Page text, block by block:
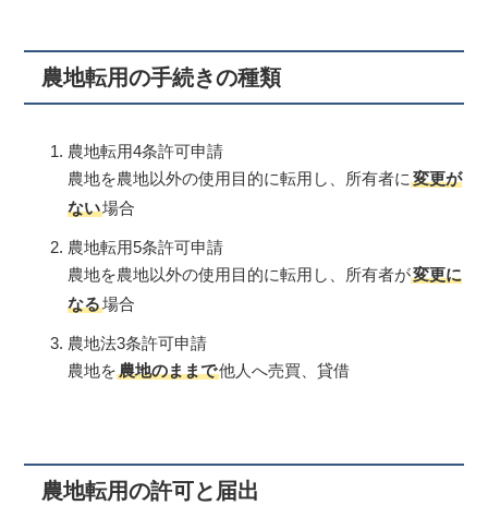
農地転用の手続きの種類
農地転用4条許可申請
農地を農地以外の使用目的に転用し、所有者に変更が
ない場合
農地転用5条許可申請
農地を農地以外の使用目的に転用し、所有者が変更に
なる場合
農地法3条許可申請
農地を農地のままで他人へ売買、貸借
農地転用の許可と届出